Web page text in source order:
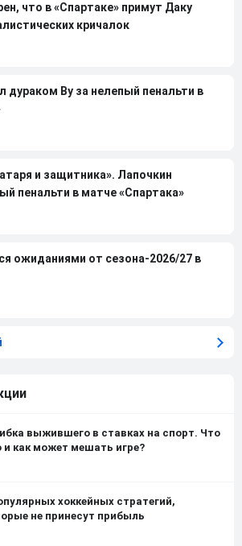
что в «Спартаке» примут Даку
кричалок
дураком Ву за нелепый пенальти в
и защитника». Лапочкин
пенальти в матче «Спартака»
ожиданиями от сезона-2026/27 в
выжившего в ставках на спорт. Что
и как может мешать игре?
хоккейных стратегий,
не принесут прибыль